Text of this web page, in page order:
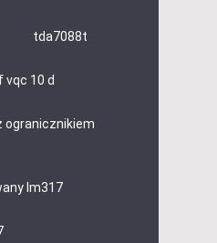
tda7088t
vqc 10 d
ogranicznikiem
lm317